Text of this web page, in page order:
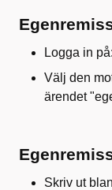
Logga in på:
Välj den
ärendet
Skriv ut